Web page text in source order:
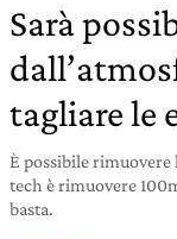
Sarà
tagliare le
È possibile rimuovere
tech è rimuovere
basta.